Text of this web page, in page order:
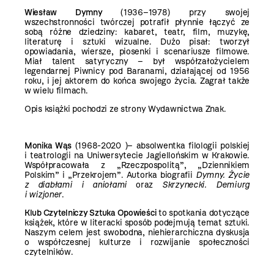
Wiesław Dymny(1936–1978) przy swojej
wszechstronności twórczej potrafił płynnie łączyć ze
sobą różne dziedziny: kabaret, teatr, film, muzykę,
literaturę i sztuki wizualne. Dużo pisał: tworzył
opowiadania, wiersze, piosenki i scenariusze filmowe.
Miał talent satyryczny – był współzałożycielem
legendarnej Piwnicy pod Baranami, działającej od 1956
roku, i jej aktorem do końca swojego życia. Zagrał także
w wielu filmach.
Opis książki pochodzi ze strony Wydawnictwa Znak.
Monika Wąs (1968-2020 )– absolwentka filologii polskiej
i teatrologii na Uniwersytecie Jagiellońskim w Krakowie.
Współpracowała z „Rzeczpospolitą”, „Dziennikiem
Polskim” i „Przekrojem”. Autorka biografii Dymny. Życie
z diabłami i aniołamioraz Skrzynecki. Demiurg
i wizjoner.
Klub Czytelniczy Sztuka Opowieścito spotkania dotyczące
książek, które w literacki sposób podejmują temat sztuki.
Naszym celem jest swobodna, niehierarchiczna dyskusja
o współczesnej kulturze i rozwijanie społeczności
czytelników.